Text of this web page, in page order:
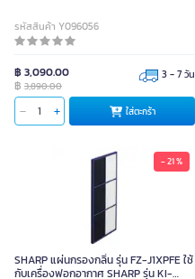
รหัสสินค้า Y096056
฿ 3,090.00
฿ 3,890.00
3 - 7 วัน
ใส่ตะกร้า
- 21 %
SHARP แผ่นกรองกลิ่น รุ่น FZ-J1XPFE ใช้
กับเครื่องฟอกอากาศ SHARP รุ่น KI-